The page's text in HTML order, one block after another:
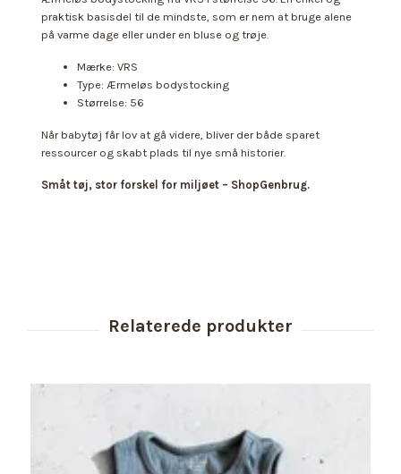
praktisk basisdel til de mindste, som er nem at bruge alene
på varme dage eller under en bluse og trøje.
Mærke: VRS
Type: Ærmeløs bodystocking
Størrelse: 56
Når babytøj får lov at gå videre, bliver der både sparet
ressourcer og skabt plads til nye små historier.
Småt tøj, stor forskel for miljøet – ShopGenbrug.